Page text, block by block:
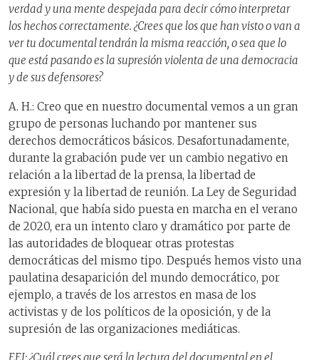
verdad y una mente despejada para decir cómo interpretar
los hechos correctamente. ¿Crees que los que han visto o van a
ver tu documental tendrán la misma reacción, o sea que lo
que está pasando es la supresión violenta de una democracia
y de sus defensores?
A. H.: Creo que en nuestro documental vemos a un gran
grupo de personas luchando por mantener sus
derechos democráticos básicos. Desafortunadamente,
durante la grabación pude ver un cambio negativo en
relación a la libertad de la prensa, la libertad de
expresión y la libertad de reunión. La Ley de Seguridad
Nacional, que había sido puesta en marcha en el verano
de 2020, era un intento claro y dramático por parte de
las autoridades de bloquear otras protestas
democráticas del mismo tipo. Después hemos visto una
paulatina desaparición del mundo democrático, por
ejemplo, a través de los arrestos en masa de los
activistas y de los políticos de la oposición, y de la
supresión de las organizaciones mediáticas.